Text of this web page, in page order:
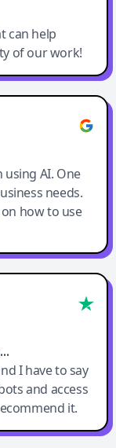
can help
of our work!
using AI. One
needs.
how to use
I have to say
and access
it.